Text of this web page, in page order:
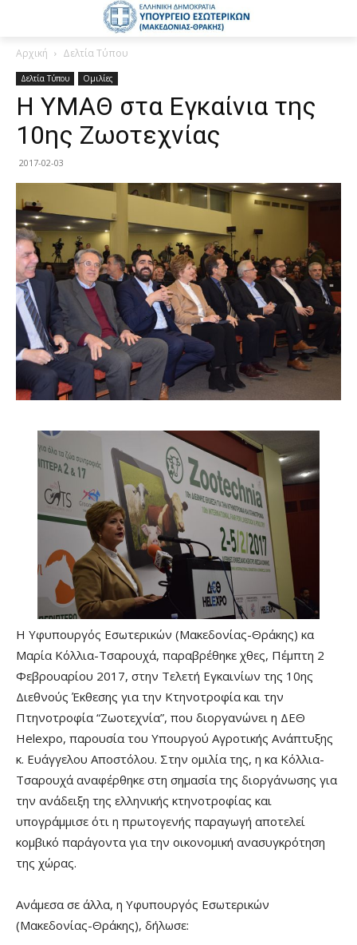
Αρχική Δελτία Τύπου
Δελτία Τύπου Ομιλίες
Η ΥΜΑΘ στα Εγκαίνια της
10ης Ζωοτεχνίας
2017-02-03
Η Υφυπουργός Εσωτερικών (Μακεδονίας-Θράκης) κα
Μαρία Κόλλια-Τσαρουχά, παραβρέθηκε χθες, Πέμπτη 2
Φεβρουαρίου 2017, στην Τελετή Εγκαινίων της 10ης
Διεθνούς Έκθεσης για την Κτηνοτροφία και την
Πτηνοτροφία “Ζωοτεχνία”, που διοργανώνει η ΔΕΘ
Helexpo, παρουσία του Υπουργού Αγροτικής Ανάπτυξης
κ. Ευάγγελου Αποστόλου. Στην ομιλία της, η κα Κόλλια-
Τσαρουχά αναφέρθηκε στη σημασία της διοργάνωσης για
την ανάδειξη της ελληνικής κτηνοτροφίας και
υπογράμμισε ότι η πρωτογενής παραγωγή αποτελεί
κομβικό παράγοντα για την οικονομική ανασυγκρότηση
της χώρας.
Ανάμεσα σε άλλα, η Υφυπουργός Εσωτερικών
(Μακεδονίας-Θράκης), δήλωσε: